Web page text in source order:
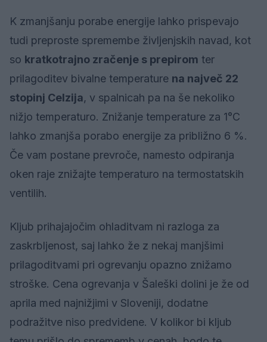
K zmanjšanju porabe energije lahko prispevajo
tudi preproste spremembe življenjskih navad, kot
so kratkotrajno zračenje s prepirom ter
prilagoditev bivalne temperature na največ 22
stopinj Celzija, v spalnicah pa na še nekoliko
nižjo temperaturo. Znižanje temperature za 1°C
lahko zmanjša porabo energije za približno 6 %.
Če vam postane prevroče, namesto odpiranja
oken raje znižajte temperaturo na termostatskih
ventilih.
Kljub prihajajočim ohladitvam ni razloga za
zaskrbljenost, saj lahko že z nekaj manjšimi
prilagoditvami pri ogrevanju opazno znižamo
stroške. Cena ogrevanja v Šaleški dolini je že od
aprila med najnižjimi v Sloveniji, dodatne
podražitve niso predvidene. V kolikor bi kljub